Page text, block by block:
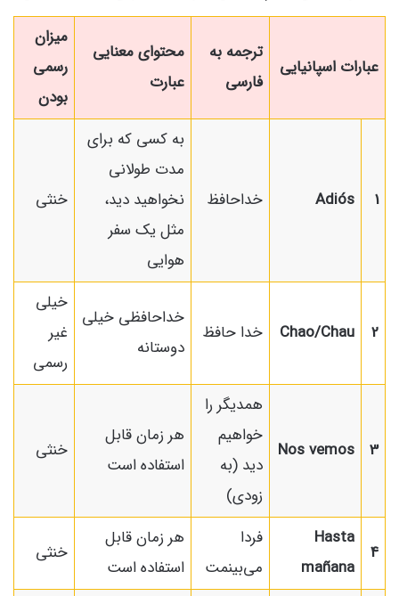
عبارات اسپانیایی
ترجمه به
فارسی
محتوای معنایی
عبارت
میزان
رسمی
بودن
1
Adiós خداحافظ
به کسی که برای
مدت طولانی
نخواهید دید،
مثل یک سفر
هوایی
خنثی
2
Chao/Chau خدا حافظ
خداحافظی خیلی
دوستانه
خیلی
غیر
رسمی
3
Nos vemos
همدیگر را
خواهیم
دید (به
زودی)
هر زمان قابل
استفاده است
خنثی
4
Hasta
mañana
فردا
می‌بینمت
هر زمان قابل
استفاده است
خنثی